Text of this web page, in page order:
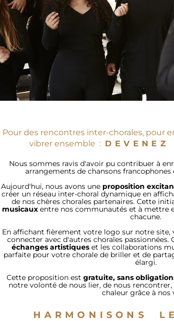
Pour des rencontres inter-chorales, pour
vibrer ensemble  : DEVENEZ
Nous sommes ravis d'avoir pu contribuer à
arrangements de chansons
Aujourd'hui, nous avons une proposition
créer un réseau inter-choral dynamique en
de nos chères chorales partenaires. Cette
musicaux entre nos communautés et à mettre
chacune.
En affichant fièrement votre logo sur notre site,
connecter avec d'autres chorales passionnées.
échanges artistiques et les collaborations
parfaite pour votre chorale de briller et de
élargi.
Cette proposition est gratuite, sans
notre volonté de nous lier, de nous
chaleur grâce à nos
HARMONISONS